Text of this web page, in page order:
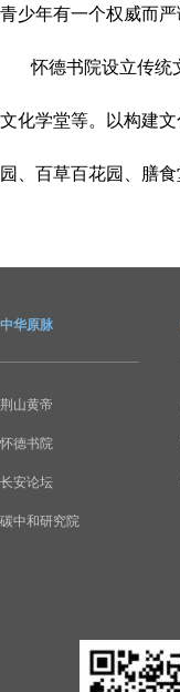
青少年有一个权威而
怀德书院设立传统文
文化学堂等。以构建
园、百草百花园、膳
中华原脉
荆山黄帝
怀德书院
长安论坛
碳中和研究院